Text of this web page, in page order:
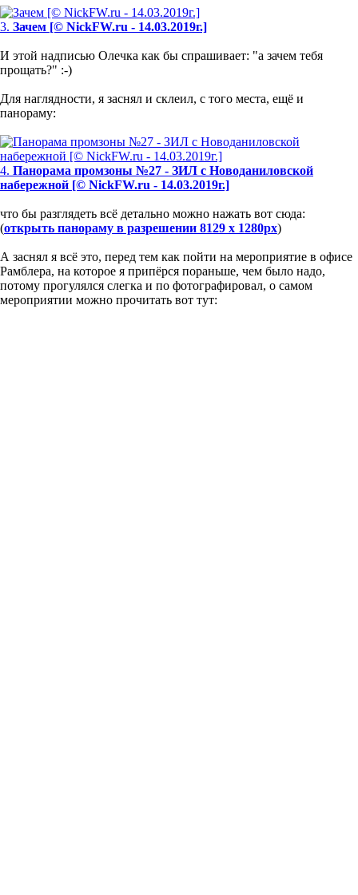
3. Зачем [© NickFW.ru - 14.03.2019г.]
И этой надписью Олечка как бы спрашивает: "а зачем тебя
прощать?" :-)
Для наглядности, я заснял и склеил, с того места, ещё и
панораму:
4. Панорама промзоны №27 - ЗИЛ с Новоданиловской
набережной [© NickFW.ru - 14.03.2019г.]
что бы разглядеть всё детально можно нажать вот сюда:
(открыть панораму в разрешении 8129 x 1280px)
А заснял я всё это, перед тем как пойти на мероприятие в офисе
Рамблера, на которое я припёрся пораньше, чем было надо,
потому прогулялся слегка и по фотографировал, о самом
мероприятии можно прочитать вот тут: